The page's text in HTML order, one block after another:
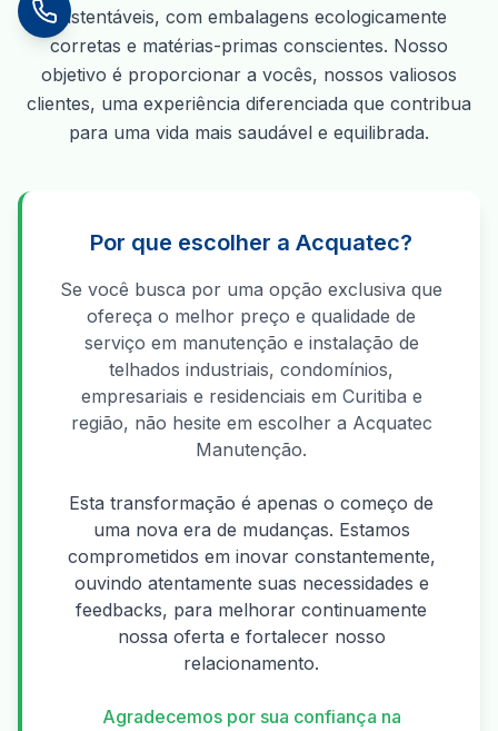
sustentáveis, com embalagens ecologicamente
corretas e matérias-primas conscientes. Nosso
objetivo é proporcionar a vocês, nossos valiosos
clientes, uma experiência diferenciada que contribua
para uma vida mais saudável e equilibrada.
Por que escolher a Acquatec?
Se você busca por uma opção exclusiva que
ofereça o melhor preço e qualidade de
serviço em manutenção e instalação de
telhados industriais, condomínios,
empresariais e residenciais em Curitiba e
região, não hesite em escolher a Acquatec
Manutenção.
Esta transformação é apenas o começo de
uma nova era de mudanças. Estamos
comprometidos em inovar constantemente,
ouvindo atentamente suas necessidades e
feedbacks, para melhorar continuamente
nossa oferta e fortalecer nosso
relacionamento.
Agradecemos por sua confiança na